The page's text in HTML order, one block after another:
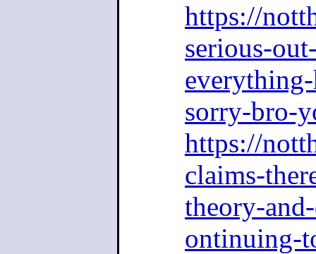
https://
serious-
sorry-bro-
https://
claims-
theory-
ontinuing-